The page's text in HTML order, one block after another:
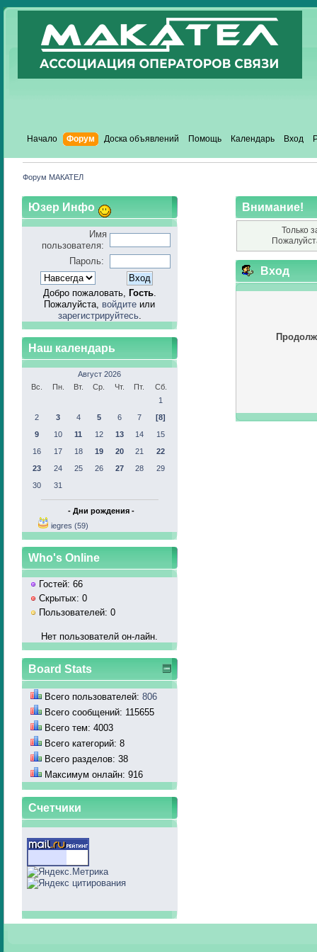
Начало Форум Доска объявлений Помощь Календарь Вход
Форум МАКАТЕЛ
Юзер Инфо
Имя
пользователя:
Пароль:
Добро пожаловать, Гость.
Пожалуйста, войдите или
зарегистрируйтесь.
Наш календарь
Август 2026
Вс.
Пн. Вт. Ср. Чт. Пт.
Сб.
1
2
3 4 5 6 7
[8]
9
10 11 12 13 14
15
16
17 18 19 20 21
22
23
24 25 26 27 28
29
30
31
- Дни рождения -
iegres (59)
Who's Online
Гостей: 66
Скрытых: 0
Пользователей: 0
Нет пользователй он-лайн.
Board Stats
Всего пользователей: 806
Всего сообщений: 115655
Всего тем: 4003
Всего категорий: 8
Всего разделов: 38
Максимум онлайн: 916
Счетчики
Внимание!
Только
Вход